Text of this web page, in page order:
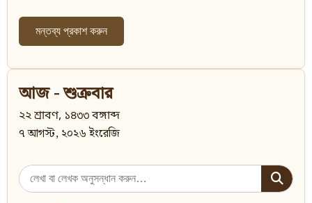
আজ - শুক্রবার
২২ শ্রাবণ, ১৪৩৩ বঙ্গাব্দ
৭ আগস্ট, ২০২৬ ইংরেজি
Search
for: